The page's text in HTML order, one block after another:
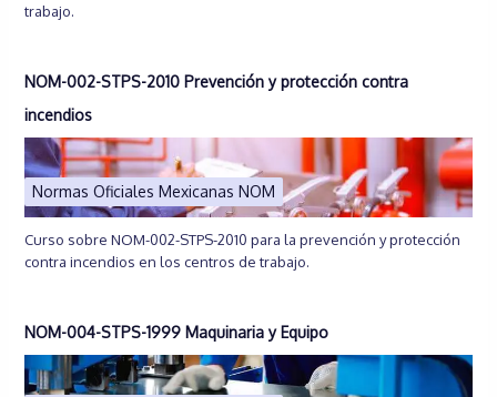
trabajo.
NOM-002-STPS-2010 Prevención y protección contra
incendios
Normas Oficiales Mexicanas NOM
Curso sobre NOM-002-STPS-2010 para la prevención y protección
contra incendios en los centros de trabajo.
NOM-004-STPS-1999 Maquinaria y Equipo